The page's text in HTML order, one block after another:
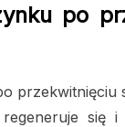
po
przekwitnięciu
się i